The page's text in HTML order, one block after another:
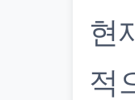
현
적